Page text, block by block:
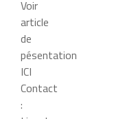
Voir
article
de
pésentation
ICI
Contact
: